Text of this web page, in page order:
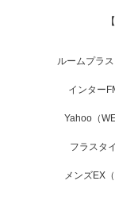
ルームプラ
インター
Yahoo（
フラスタ
メンズEX